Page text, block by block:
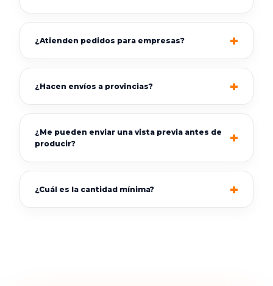
¿Atienden pedidos para empresas?
¿Hacen envíos a provincias?
¿Me pueden enviar una vista previa antes de
producir?
¿Cuál es la cantidad mínima?